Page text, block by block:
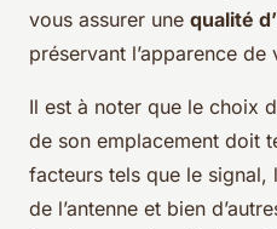
vous assurer une qualité
préservant l’apparence de
Il est à noter que le choix
de son emplacement doit
facteurs tels que le signal,
de l’antenne et bien